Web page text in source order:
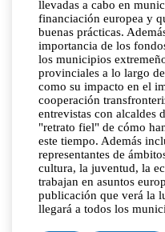
llevadas a cabo en
financiación europea y
buenas prácticas.
importancia de los
los municipios
provinciales a lo largo
como su impacto en el
cooperación
entrevistas con alcaldes
"retrato fiel" de cómo
este tiempo. Además
representantes de
cultura, la juventud, la
trabajan en asuntos
publicación que verá la
llegará a todos los